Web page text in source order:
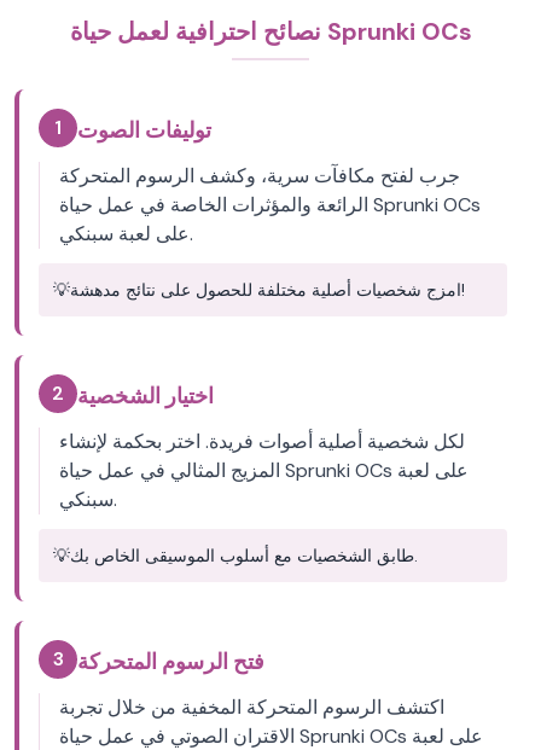
نصائح احترافية لعمل حياة Sprunki OCs
1 توليفات الصوت
جرب لفتح مكافآت سرية، وكشف الرسوم المتحركة
الرائعة والمؤثرات الخاصة في عمل حياة Sprunki OCs
على لعبة سبنكي.
💡 امزج شخصيات أصلية مختلفة للحصول على نتائج مدهشة!
2 اختيار الشخصية
لكل شخصية أصلية أصوات فريدة. اختر بحكمة لإنشاء
المزيج المثالي في عمل حياة Sprunki OCs على لعبة
سبنكي.
💡 طابق الشخصيات مع أسلوب الموسيقى الخاص بك.
3 فتح الرسوم المتحركة
اكتشف الرسوم المتحركة المخفية من خلال تجربة
الاقتران الصوتي في عمل حياة Sprunki OCs على لعبة